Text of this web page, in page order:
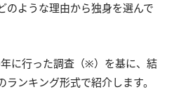
のような理由から独身を選んで
に行った調査（※）を基に、結
ンキング形式で紹介します。